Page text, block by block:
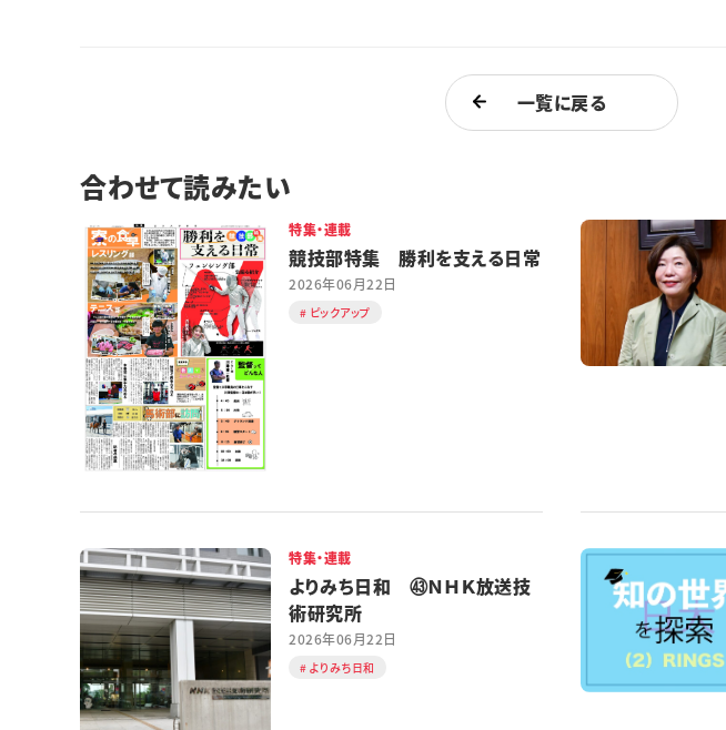
一覧に戻る
合わせて読みたい
特集・連載
競技部特集 勝利を支える日常
2026年06月22日
ピックアップ
特集・連載
よりみち日和 ㊸ＮＨＫ放送技
術研究所
2026年06月22日
よりみち日和